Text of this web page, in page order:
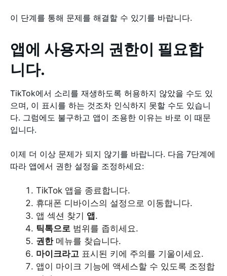
이 단계를 통해 문제를 해결할 수 있기를 바랍니다.
앱에 사용자의 권한이 필요합
니다.
TikTok에서 소리를 재생하도록 허용하지 않았을 수도 있
으며, 이 표시를 하는 것조차 인식하지 못할 수도 있습니
다. 그럼에도 불구하고 앱이 조용한 이유는 바로 이 때문
입니다.
이제 더 이상 문제가 되지 않기를 바랍니다. 다음 7단계에
따라 앱에서 권한 설정을 조정하세요:
TikTok 앱을 종료합니다.
휴대폰 디바이스의 설정으로 이동합니다.
앱 섹션 찾기 앱.
틱톡으로 범위를 좁히세요.
권한메뉴를 찾습니다.
마이크라고 표시된 키에 주의를 기울이세요.
앱이 마이크 기능에 액세스할 수 있도록 조정합